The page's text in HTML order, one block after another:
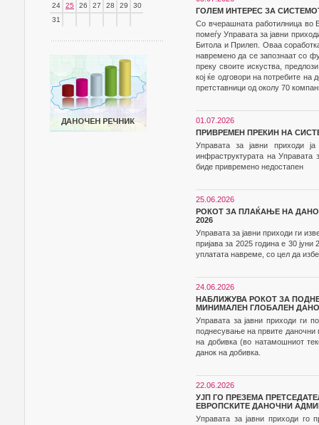
24
25 26 27 28 29
30
31
ГОЛЕМ ИНТЕРЕС ЗА
Со вчерашната работилница во
помеѓу Управата за јавни
Битола и Прилеп. Оваа
навремено да се запознаат со
преку своите искуства,
кој ќе одговори на потребите
претставници од околу 70
01.07.2026
ПРИВРЕМЕН ПРЕКИН НА
Управата за јавни приходи
инфраструктурата на Управата
биде привремено недостапен
25.06.2026
РОКОТ ЗА ПЛАЌАЊЕ НА
2026
Управата за јавни приходи ги
пријава за 2025 година е 30 јуни
уплатата навреме, со цел да
24.06.2026
НАБЛИЖУВА РОКОТ ЗА
МИНИМАЛЕН ГЛОБАЛЕН
Управата за јавни приходи ги
поднесување на првите даночни
на добивка (во натамошниот
данок на добивка.
22.06.2026
УЈП ГО ПРЕЗЕМА
ЕВРОПСКИТЕ ДАНОЧНИ
Управата за јавни приходи го